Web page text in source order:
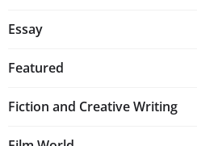
Essay
Featured
Fiction and Creative Writing